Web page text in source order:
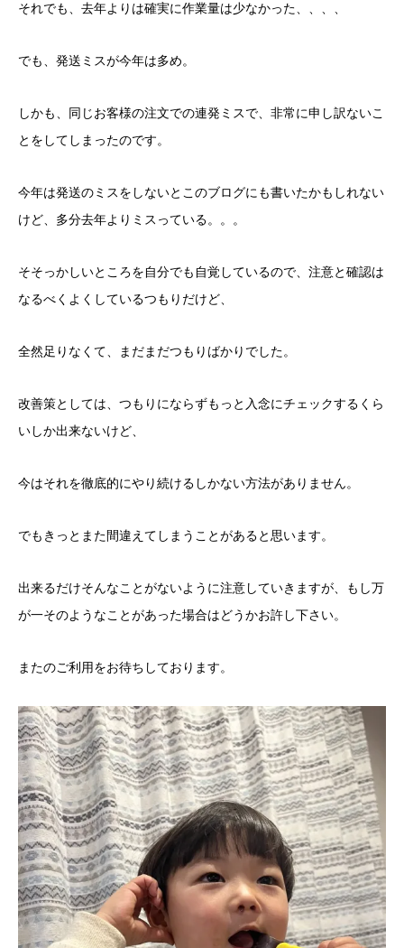
それでも、去年よりは確実に作業量は少なかった、、、、
でも、発送ミスが今年は多め。
しかも、同じお客様の注文での連発ミスで、非常に申し訳ないこ
とをしてしまったのです。
今年は発送のミスをしないとこのブログにも書いたかもしれない
けど、多分去年よりミスっている。。。
そそっかしいところを自分でも自覚しているので、注意と確認は
なるべくよくしているつもりだけど、
全然足りなくて、まだまだつもりばかりでした。
改善策としては、つもりにならずもっと入念にチェックするくら
いしか出来ないけど、
今はそれを徹底的にやり続けるしかない方法がありません。
でもきっとまた間違えてしまうことがあると思います。
出来るだけそんなことがないように注意していきますが、もし万
が一そのようなことがあった場合はどうかお許し下さい。
またのご利用をお待ちしております。